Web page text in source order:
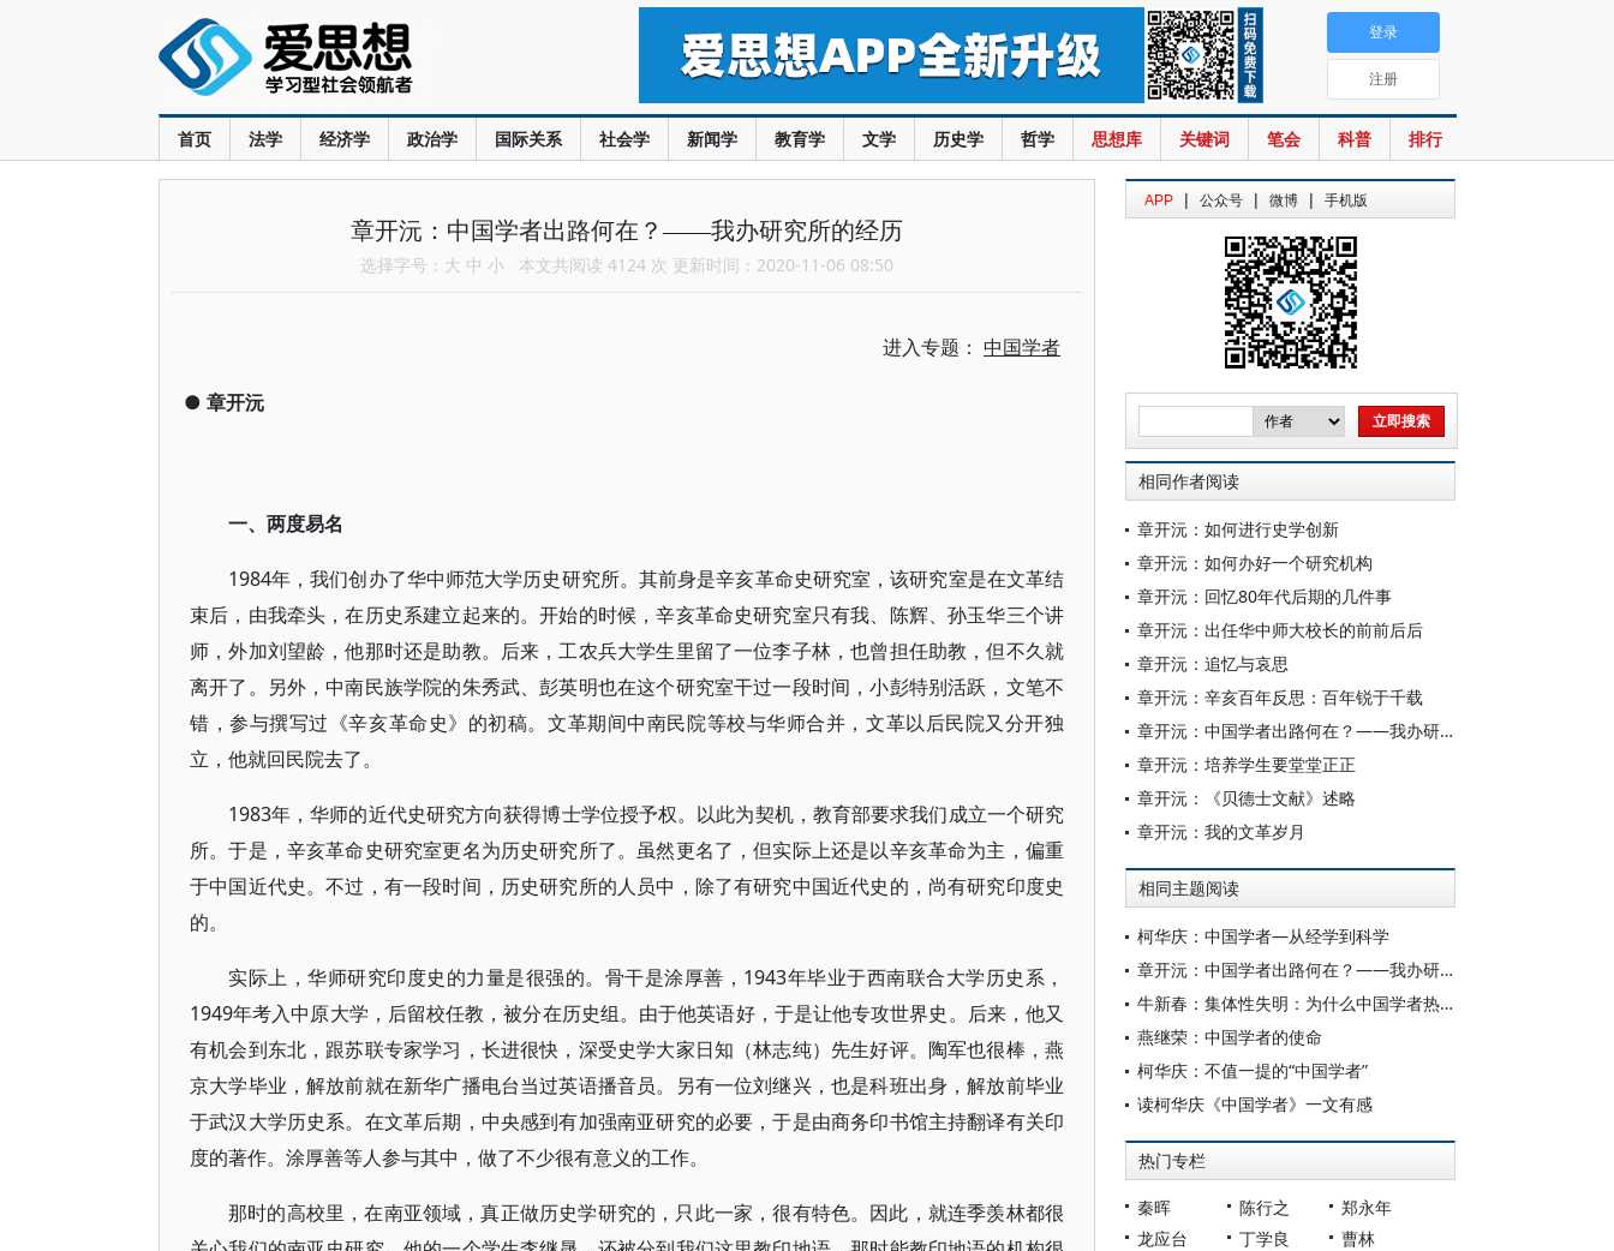
首页 法学 经济学 政治学 国际关系 社会学 新闻学 教育学 文学 历史学 哲学 思想库 关键词 笔会 科普 排行
登录
注册
章开沅：中国学者出路何在？——我办研究所的经历
选择字号： 大 中 小 本文共阅读 4124 次 更新时间：2020-11-06 08:50
进入专题： 中国学者
● 章开沅
一、两度易名
1984年，我们创办了华中师范大学历史研究所。其前身是辛亥革命史研究室，该研究室是在文革结
束后，由我牵头，在历史系建立起来的。开始的时候，辛亥革命史研究室只有我、陈辉、孙玉华三个讲
师，外加刘望龄，他那时还是助教。后来，工农兵大学生里留了一位李子林，也曾担任助教，但不久就
离开了。另外，中南民族学院的朱秀武、彭英明也在这个研究室干过一段时间，小彭特别活跃，文笔不
错，参与撰写过《辛亥革命史》的初稿。文革期间中南民院等校与华师合并，文革以后民院又分开独
立，他就回民院去了。
1983年，华师的近代史研究方向获得博士学位授予权。以此为契机，教育部要求我们成立一个研究
所。于是，辛亥革命史研究室更名为历史研究所了。虽然更名了，但实际上还是以辛亥革命为主，偏重
于中国近代史。不过，有一段时间，历史研究所的人员中，除了有研究中国近代史的，尚有研究印度史
的。
实际上，华师研究印度史的力量是很强的。骨干是涂厚善，1943年毕业于西南联合大学历史系，
1949年考入中原大学，后留校任教，被分在历史组。由于他英语好，于是让他专攻世界史。后来，他又
有机会到东北，跟苏联专家学习，长进很快，深受史学大家日知（林志纯）先生好评。陶军也很棒，燕
京大学毕业，解放前就在新华广播电台当过英语播音员。另有一位刘继兴，也是科班出身，解放前毕业
于武汉大学历史系。在文革后期，中央感到有加强南亚研究的必要，于是由商务印书馆主持翻译有关印
度的著作。涂厚善等人参与其中，做了不少很有意义的工作。
那时的高校里，在南亚领域，真正做历史学研究的，只此一家，很有特色。因此，就连季羡林都很
APP | 公众号 | 微博 | 手机版
相同作者阅读
章开沅：如何进行史学创新
章开沅：如何办好一个研究机构
章开沅：回忆80年代后期的几件事
章开沅：出任华中师大校长的前前后后
章开沅：追忆与哀思
章开沅：辛亥百年反思：百年锐于千载
章开沅：中国学者出路何在？——我办研究所的经历
章开沅：培养学生要堂堂正正
章开沅：《贝德士文献》述略
章开沅：我的文革岁月
相同主题阅读
柯华庆：中国学者—从经学到科学
章开沅：中国学者出路何在？——我办研究所的经历
牛新春：集体性失明：为什么中国学者热衷于唱衰美国？
燕继荣：中国学者的使命
柯华庆：不值一提的“中国学者”
读柯华庆《中国学者》一文有感
热门专栏
秦晖 陈行之
郑永年
龙应台
丁学良
曹林